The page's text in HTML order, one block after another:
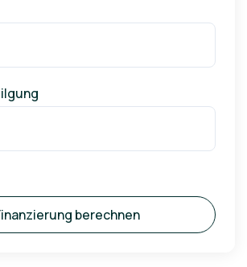
berechnen